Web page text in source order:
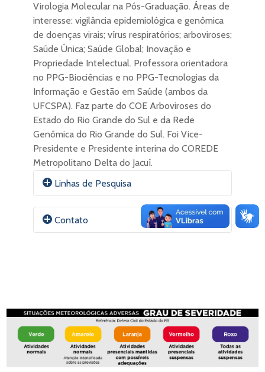
Virologia Molecular na Pós-Graduação. Áreas de
interesse: vigilância epidemiológica e genômica
de doenças virais; vírus respiratórios; arboviroses;
Saúde Única; Saúde Global; Inovação e
Propriedade Intelectual. Professora orientadora
no PPG-Biociências e no PPG-Tecnologias da
Informação e Gestão em Saúde (ambos da
UFCSPA). Faz parte do COE Arboviroses do
Estado do Rio Grande do Sul e da Rede
Genômica do Rio Grande do Sul. Foi Vice-
Presidente e Presidente interina do COREDE
Metropolitano Delta do Jacuí.
Linhas de Pesquisa
Como cientista, tenho interesse em
epidemiologia genômica de vírus
características regionais, a fim de contribuir
para a tomada de decisão e para a
elaboração de políticas públicas por
gestores de saúde.
Contato
Currículo Lattes